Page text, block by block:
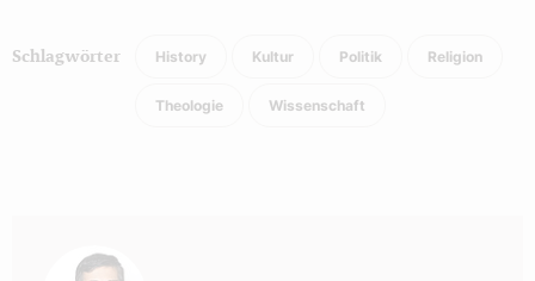
Schlagwörter History Kultur Politik Religion
Theologie Wissenschaft